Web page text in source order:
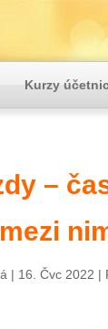
Kurzy
–
| 16. Čvc 2022 |